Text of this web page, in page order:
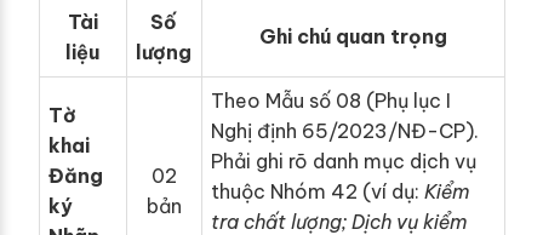
Tài
liệu
Số
lượng
Ghi chú quan trọng
Tờ
khai
Đăng
ký
02
bản
Theo Mẫu số 08 (Phụ lục I
Nghị định 65/2023/NĐ-CP).
Phải ghi rõ danh mục dịch vụ
thuộc Nhóm 42 (ví dụ: Kiểm
tra chất lượng; Dịch vụ kiểm